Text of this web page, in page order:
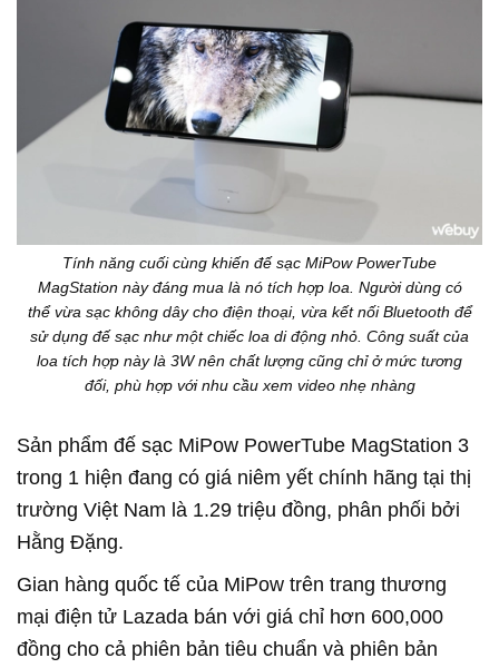
Tính năng cuối cùng khiến đế sạc MiPow PowerTube
MagStation này đáng mua là nó tích hợp loa. Người dùng có
thể vừa sạc không dây cho điện thoại, vừa kết nối Bluetooth để
sử dụng đế sạc như một chiếc loa di động nhỏ. Công suất của
loa tích hợp này là 3W nên chất lượng cũng chỉ ở mức tương
đối, phù hợp với nhu cầu xem video nhẹ nhàng
Sản phẩm đế sạc MiPow PowerTube MagStation 3
trong 1 hiện đang có giá niêm yết chính hãng tại thị
trường Việt Nam là 1.29 triệu đồng, phân phối bởi
Hằng Đặng.
Gian hàng quốc tế của MiPow trên trang thương
mại điện tử Lazada bán với giá chỉ hơn 600,000
đồng cho cả phiên bản tiêu chuẩn và phiên bản